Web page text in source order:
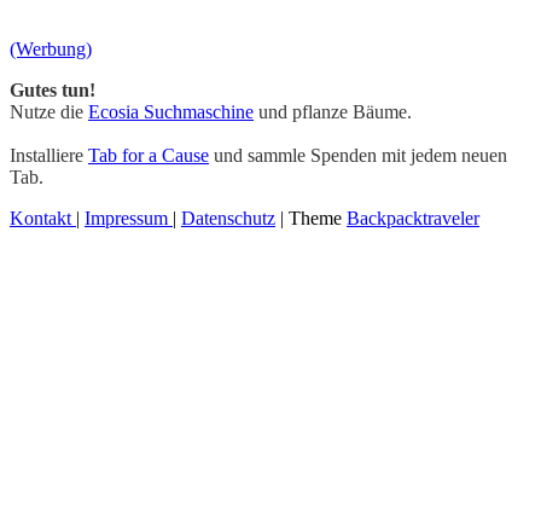
Gutes tun!
Nutze die Ecosia Suchmaschine und pflanze Bäume.
Installiere Tab for a Cause und sammle Spenden mit jedem neuen
Tab.
Kontakt | Impressum | Datenschutz | Theme Backpacktraveler